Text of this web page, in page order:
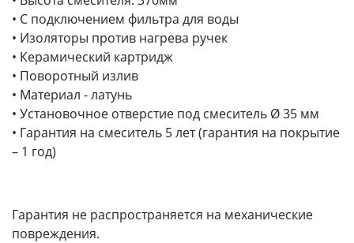
• С подключением фильтра для воды
• Изоляторы против нагрева ручек
• Керамический картридж
• Поворотный излив
• Материал - латунь
• Установочное отверстие под смеситель Ø 35 мм
• Гарантия на смеситель 5 лет (гарантия на покрытие
– 1 год)
Гарантия не распространяется на механические
повреждения.